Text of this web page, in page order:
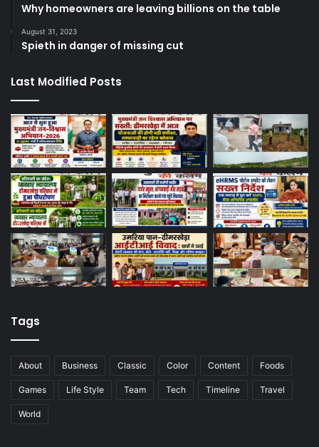
Why homeowners are leaving billions on the table
August 31, 2023
Spieth in danger of missing cut
Last Modified Posts
Tags
About Business Classic Color Content Foods
Games Life Style Team Tech Timeline Travel
World